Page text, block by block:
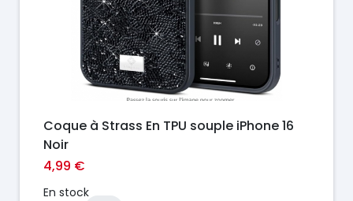
Coque à Strass En TPU souple iPhone 16
Noir
4,99 €
En stock